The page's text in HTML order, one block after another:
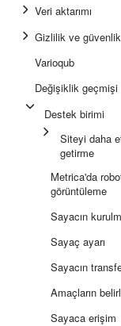
Veri aktarımı
Gizlilik ve güvenlik
Varioqub
Değişiklik geçmişi
Destek birimi
Siteyi daha
getirme
Metrica'da
görüntüleme
Sayacın
Sayaç ayarı
Sayacın
Amaçların
Sayaca erişim